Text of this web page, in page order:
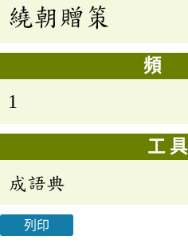
繞朝贈策
頻
1
工
成語典
列印